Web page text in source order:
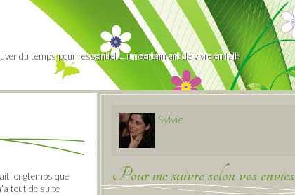
du temps pour l'essentiel … un certain art de vivre en fait
longtemps que
tout de suite
Sylvie
Pour me suivre selon vos envies